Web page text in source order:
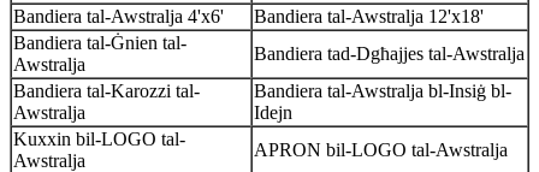
Bandiera tal-Awstralja 4'x6'
Bandiera tal-Awstralja 12'x18'
Bandiera tal-Ġnien tal-
Awstralja
Bandiera tad-Dgħajjes tal-Awstralja
Bandiera tal-Karozzi tal-
Awstralja
Bandiera tal-Awstralja bl-Insiġ bl-
Idejn
Kuxxin bil-LOGO tal-
Awstralja
APRON bil-LOGO tal-Awstralja